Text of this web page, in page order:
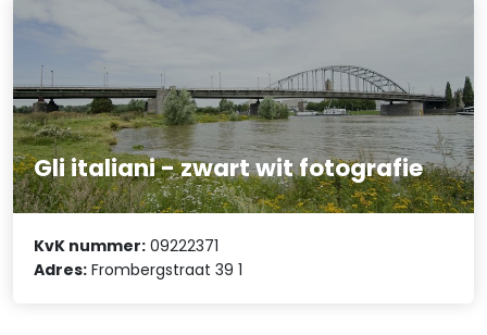
Gli italiani - zwart wit fotografie
KvK nummer: 09222371
Adres: Frombergstraat 39 1